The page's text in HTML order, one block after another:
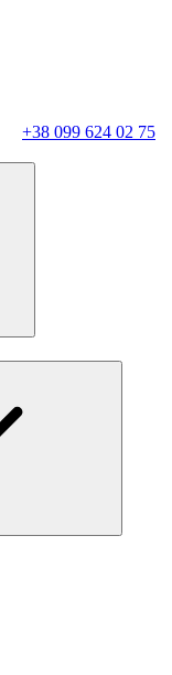
+38 099 624 02 75